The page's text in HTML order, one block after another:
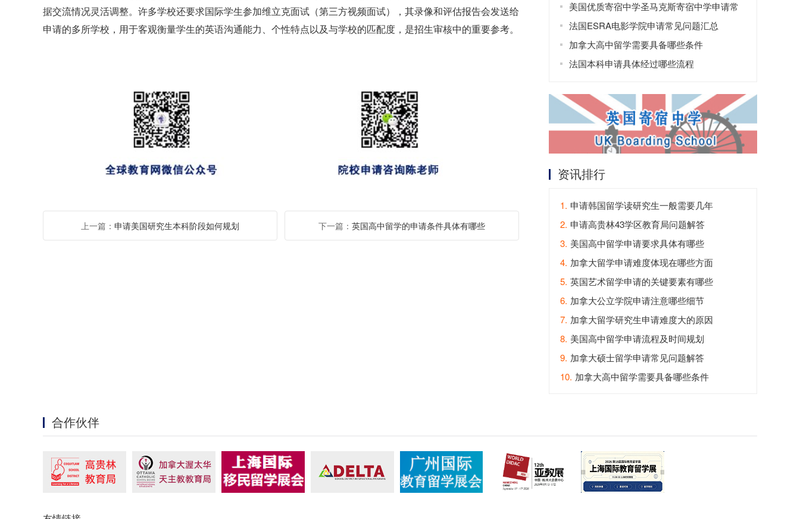
据交流情况灵活调整。许多学校还要求国际学生参加维立克面试（第三方视频面试），其录像和评估报告会发送给
申请的多所学校，用于客观衡量学生的英语沟通能力、个性特点以及与学校的匹配度，是招生审核中的重要参考。
上一篇： 申请美国研究生本科阶段如何规划 下一篇： 英国高中留学的申请条件具体有哪些
美国优质寄宿中学圣马克斯寄宿中学申请常
见问题
法国ESRA电影学院申请常见问题汇总
加拿大高中留学需要具备哪些条件
法国本科申请具体经过哪些流程
资讯排行
1. 申请韩国留学读研究生一般需要几年
2. 申请高贵林43学区教育局问题解答
3. 美国高中留学申请要求具体有哪些
4. 加拿大留学申请难度体现在哪些方面
5. 英国艺术留学申请的关键要素有哪些
6. 加拿大公立学院申请注意哪些细节
7. 加拿大留学研究生申请难度大的原因
8. 美国高中留学申请流程及时间规划
9. 加拿大硕士留学申请常见问题解答
10. 加拿大高中留学需要具备哪些条件
合作伙伴